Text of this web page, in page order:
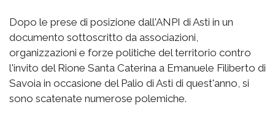
Dopo le prese di posizione dall'ANPI di Asti in un
documento sottoscritto da associazioni,
organizzazioni e forze politiche del territorio contro
l'invito del Rione Santa Caterina a Emanuele Filiberto di
Savoia in occasione del Palio di Asti di quest'anno, si
sono scatenate numerose polemiche.